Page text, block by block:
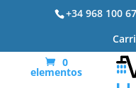
+34 968 100
0
elementos